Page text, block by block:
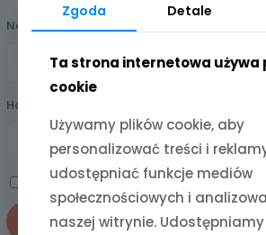
Nazwa użytkownika lub adres e-mail
Hasło
Zapamiętaj mnie
Zaloguj się
Zgoda Detale
Ta strona internetowa używa
cookie
Używamy plików cookie, aby
personalizować treści i
udostępniać funkcje mediów
społecznościowych i
naszej witrynie. Udostępniamy